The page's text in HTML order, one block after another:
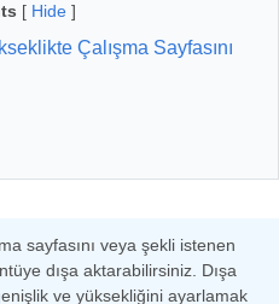
[ Hide ]
Çalışma Sayfasını
sayfasını veya şekli istenen
dışa aktarabilirsiniz. Dışa
ve yüksekliğini ayarlamak